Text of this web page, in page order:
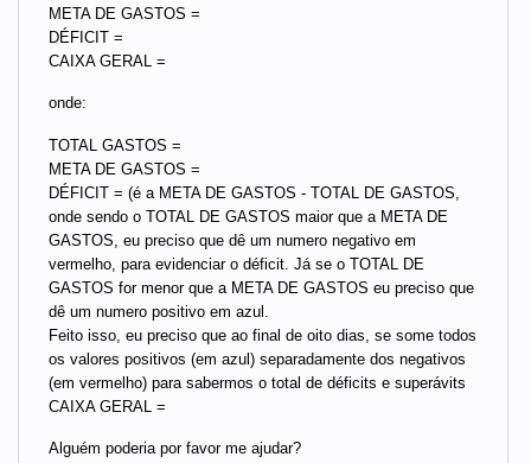
META DE GASTOS =
DÉFICIT =
CAIXA GERAL =
onde:
TOTAL GASTOS =
META DE GASTOS =
DÉFICIT = (é a META DE GASTOS - TOTAL DE GASTOS,
onde sendo o TOTAL DE GASTOS maior que a META DE
GASTOS, eu preciso que dê um numero negativo em
vermelho, para evidenciar o déficit. Já se o TOTAL DE
GASTOS for menor que a META DE GASTOS eu preciso que
dê um numero positivo em azul.
Feito isso, eu preciso que ao final de oito dias, se some todos
os valores positivos (em azul) separadamente dos negativos
(em vermelho) para sabermos o total de déficits e superávits
CAIXA GERAL =
Alguém poderia por favor me ajudar?